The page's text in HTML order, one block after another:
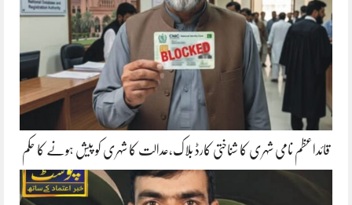
قائداعظم نامی شہری کا شناختی کارڈ بلاک،عدالت کا شہری کو پیش ہونے کا حکم